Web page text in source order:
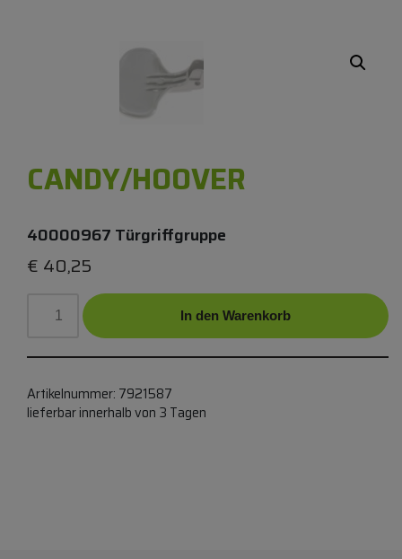
CANDY/HOOVER
40000967 Türgriffgruppe
€ 40,25
In den Warenkorb
Artikelnummer: 7921587
lieferbar innerhalb von 3 Tagen